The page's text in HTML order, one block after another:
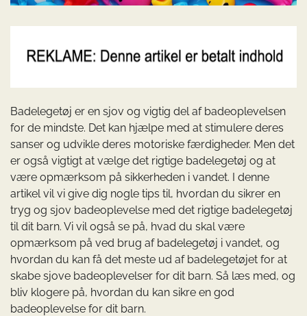
Badelegetøj er en sjov og vigtig del af badeoplevelsen
for de mindste. Det kan hjælpe med at stimulere deres
sanser og udvikle deres motoriske færdigheder. Men det
er også vigtigt at vælge det rigtige badelegetøj og at
være opmærksom på sikkerheden i vandet. I denne
artikel vil vi give dig nogle tips til, hvordan du sikrer en
tryg og sjov badeoplevelse med det rigtige badelegetøj
til dit barn. Vi vil også se på, hvad du skal være
opmærksom på ved brug af badelegetøj i vandet, og
hvordan du kan få det meste ud af badelegetøjet for at
skabe sjove badeoplevelser for dit barn. Så læs med, og
bliv klogere på, hvordan du kan sikre en god
badeoplevelse for dit barn.